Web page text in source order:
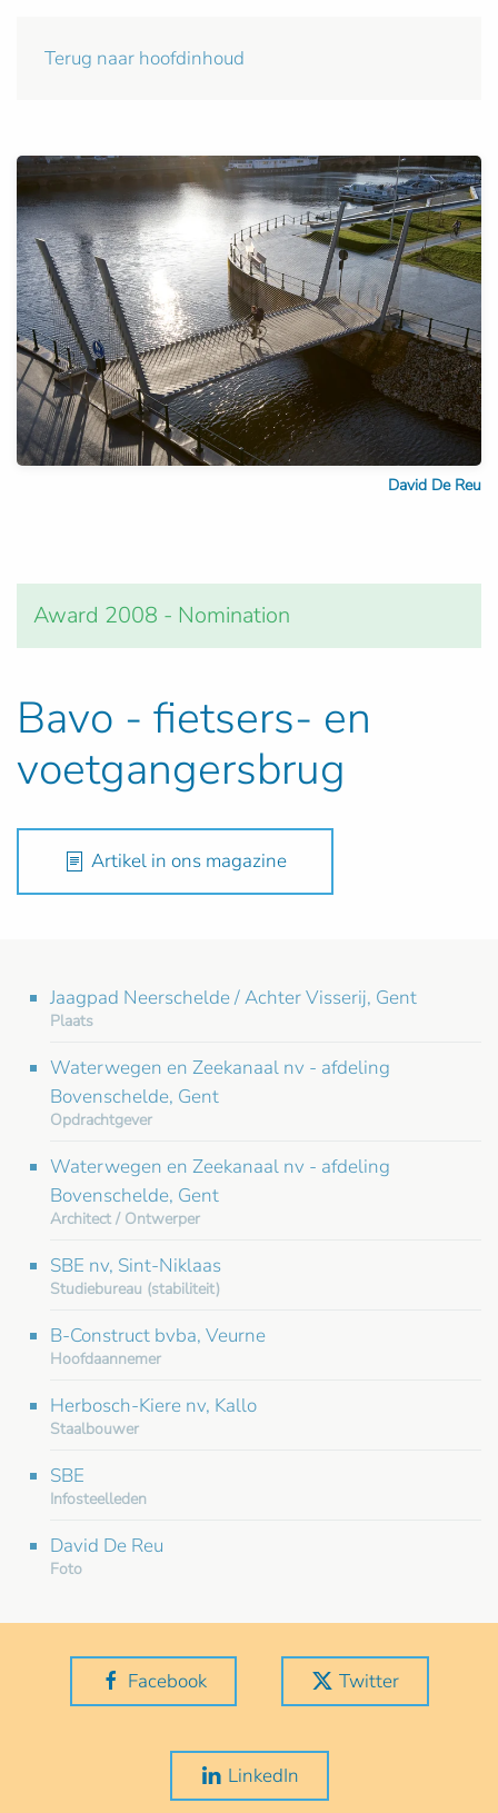
Terug naar hoofdinhoud
David De Reu
Award 2008 - Nomination
Bavo - fietsers- en
voetgangersbrug
Artikel in ons magazine
Jaagpad Neerschelde / Achter Visserij, Gent
Plaats
Waterwegen en Zeekanaal nv - afdeling
Bovenschelde, Gent
Opdrachtgever
Waterwegen en Zeekanaal nv - afdeling
Bovenschelde, Gent
Architect / Ontwerper
SBE nv, Sint-Niklaas
Studiebureau (stabiliteit)
B-Construct bvba, Veurne
Hoofdaannemer
Herbosch-Kiere nv, Kallo
Staalbouwer
SBE
Infosteelleden
David De Reu
Foto
Facebook Twitter
LinkedIn